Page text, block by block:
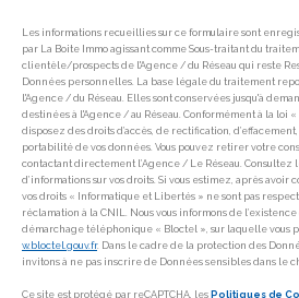
Les informations recueillies sur ce formulaire sont
par La Boite Immo agissant comme Sous-traitant du
clientèle/prospects de l'Agence / du Réseau qui reste
Données personnelles. La base légale du traitement
l'Agence / du Réseau. Elles sont conservées jusqu'à
destinées à l'Agence / au Réseau. Conformément à la loi
disposez des droits d’accès, de rectification,
portabilité de vos données. Vous pouvez retirer votre
contactant directement l’Agence / Le Réseau. Consultez
d’informations sur vos droits. Si vous estimez, après avoir
vos droits « Informatique et Libertés » ne sont pas
réclamation à la CNIL. Nous vous informons de
démarchage téléphonique « Bloctel », sur laquelle vous
w.bloctel.gouv.fr. Dans le cadre de la protection des
invitons à ne pas inscrire de Données sensibles dans le
Ce site est protégé par reCAPTCHA, les Politiques de